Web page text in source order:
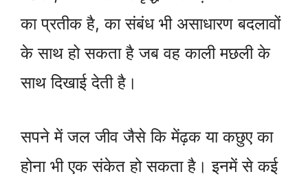
का प्रतीक है, का संबंध भी असाधारण बदलावों
के साथ हो सकता है जब वह काली मछली के
साथ दिखाई देती है।
सपने में जल जीव जैसे कि मेंढ़क या कछुए का
होना भी एक संकेत हो सकता है। इनमें से कई